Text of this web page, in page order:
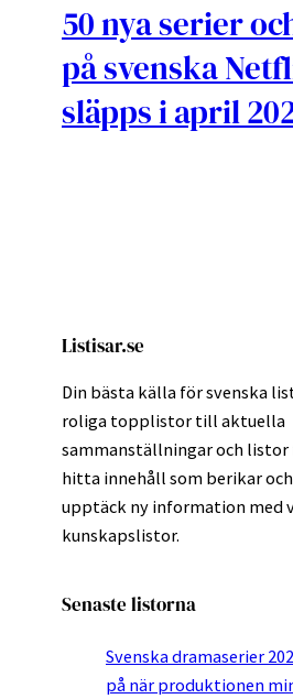
50 nya serier
på svenska
släpps i april
Listisar.se
Din bästa källa för svenska
roliga topplistor till aktuella
sammanställningar och
hitta innehåll som berikar
upptäck ny information med
kunskapslistor.
Senaste listorna
Svenska dramaserier
på när produktionen